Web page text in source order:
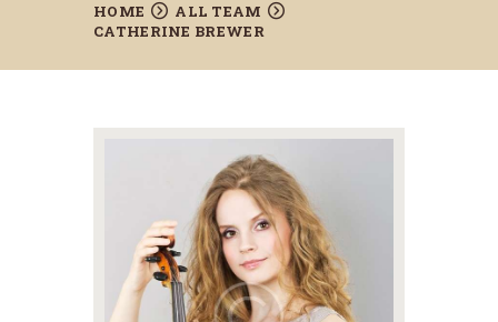
HOME
ALL TEAM
CATHERINE BREWER
PROJECTS AND
CONTACTS